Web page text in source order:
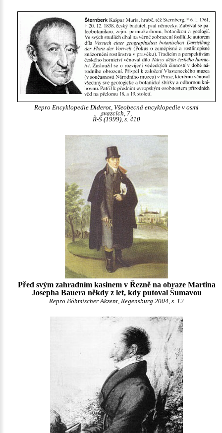
Repro Encyklopedie Diderot, Všeobecná encyklopedie v osmi
svazcích, 7,
Ř-Š (1999), s. 410
Před svým zahradním kasinem v Řezně na obraze Martina
Josepha Bauera někdy z let, kdy putoval Šumavou
Repro Böhmischer Akzent, Regensburg 2004, s. 12